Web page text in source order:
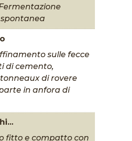
sulle fecce
di cemento,
di rovere
in anfora di
fitto e compatto con